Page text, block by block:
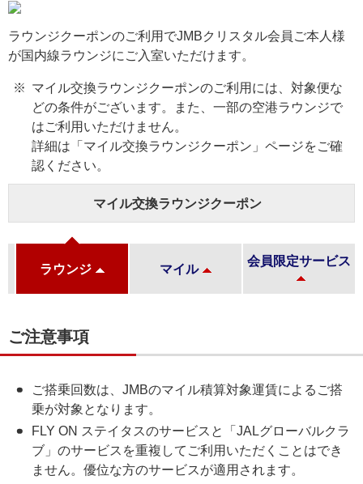
ラウンジクーポンのご利用でJMBクリスタル会員ご本人様
が国内線ラウンジにご入室いただけます。
マイル交換ラウンジクーポンのご利用には、対象便な
どの条件がございます。また、一部の空港ラウンジで
はご利用いただけません。
詳細は「マイル交換ラウンジクーポン」ページをご確
認ください。
マイル交換ラウンジクーポン
ラウンジ マイル
会員限定サービス
ご注意事項
ご搭乗回数は、JMBのマイル積算対象運賃によるご搭
乗が対象となります。
FLY ON ステイタスのサービスと「JALグローバルクラ
ブ」のサービスを重複してご利用いただくことはでき
ません。優位な方のサービスが適用されます。